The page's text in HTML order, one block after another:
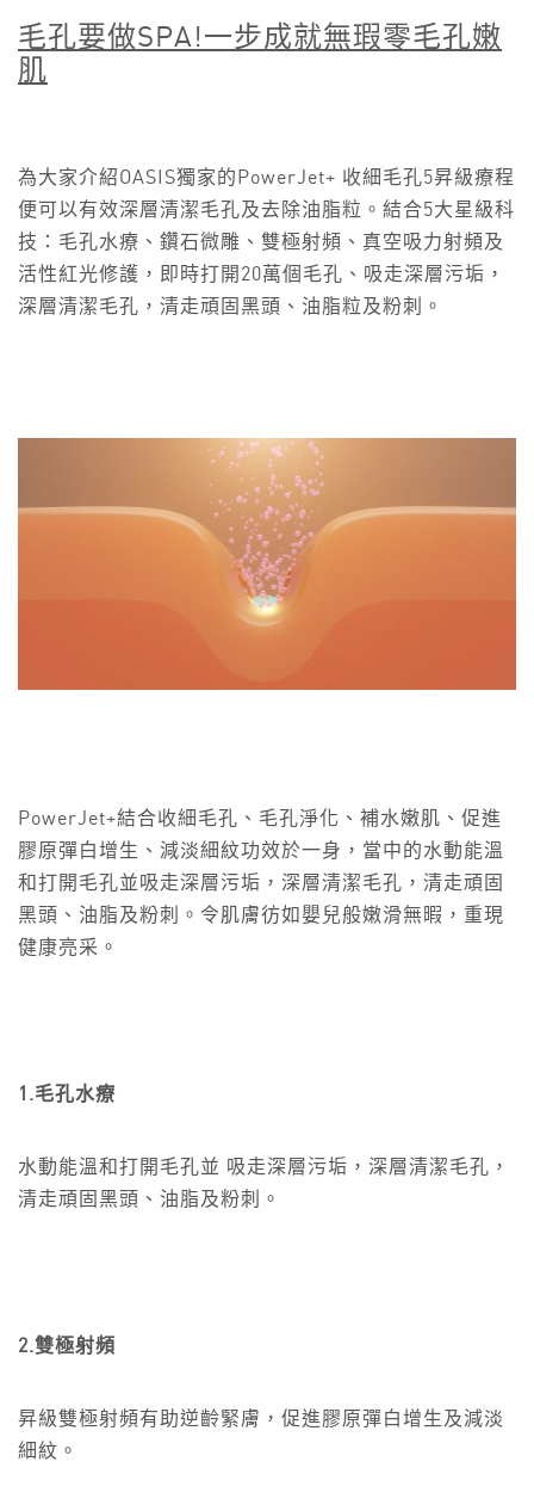
毛孔要做SPA!一步成就無瑕零毛孔嫩
肌
為大家介紹OASIS獨家的PowerJet+ 收細毛孔5昇級療程
便可以有效深層清潔毛孔及去除油脂粒。結合5大星級科
技：毛孔水療、鑽石微雕、雙極射頻、真空吸力射頻及
活性紅光修護，即時打開20萬個毛孔、吸走深層污垢，
深層清潔毛孔，清走頑固黑頭、油脂粒及粉刺。
PowerJet+結合收細毛孔、毛孔淨化、補水嫩肌、促進
膠原彈白增生、減淡細紋功效於一身，當中的水動能溫
和打開毛孔並吸走深層污垢，深層清潔毛孔，清走頑固
黑頭、油脂及粉刺。令肌膚彷如嬰兒般嫩滑無暇，重現
健康亮采。
1.毛孔水療
水動能溫和打開毛孔並 吸走深層污垢，深層清潔毛孔，
清走頑固黑頭、油脂及粉刺。
2.雙極射頻
昇級雙極射頻有助逆齡緊膚，促進膠原彈白增生及減淡
細紋。